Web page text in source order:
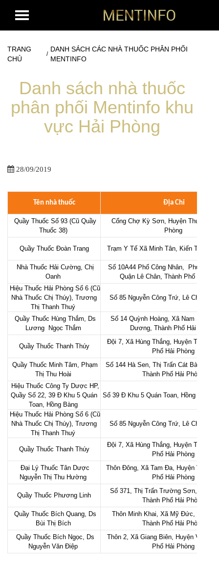
TRANG
CHỦ
/
DANH SÁCH CÁC NHÀ THUỐC PHÂN PHỐI
MENTINFO
Danh sách nhà thuốc
phân phối Mentinfo khu
vực Hải Phòng
28/09/2019
Tên nhà thuốc Địa Chỉ
Quầy Thuốc Số 93 (Cũ Quầy
Thuốc 38)
Cổng Chợ Kỳ Sơn, Huyện Thuỷ
Phòng
Quầy Thuốc Đoàn Trang Trạm Y Tế Xã Minh Tân, Kiến Thụy,
Nhà Thuốc Hải Cường, Chị
Oanh
Số 10A44 Phố Công Nhân, Phường
Quận Lê Chân, Thành Phố Hải
Hiệu Thuốc Hải Phòng Số 6 (Cũ
Nhà Thuốc Chị Thúy), Trương
Thị Thanh Thuý
Số 85 Nguyễn Công Trứ, Lê Chân,
Quầy Thuốc Hùng Thắm, Ds
Lương Ngọc Thắm
Số 14 Quỳnh Hoàng, Xã Nam Sơn,
Dương, Thành Phố Hải Phòng
Quầy Thuốc Thanh Thúy
Đội 7, Xã Hùng Thắng, Huyện Tiên
Phố Hải Phòng
Quầy Thuốc Minh Tâm, Phạm
Thị Thu Hoài
Số 144 Hà Sen, Thị Trấn Cát Bà,
Thành Phố Hải Phòng
Hiệu Thuốc Công Ty Dược HP,
Quầy Số 22, 39 Đ Khu 5 Quán
Toan, Hồng Bàng
Số 39 Đ Khu 5 Quán Toan, Hồng Bàng,
Hiệu Thuốc Hải Phòng Số 6 (Cũ
Nhà Thuốc Chị Thúy), Trương
Thị Thanh Thuý
Số 85 Nguyễn Công Trứ, Lê Chân,
Quầy Thuốc Thanh Thúy
Đội 7, Xã Hùng Thắng, Huyện Tiên
Phố Hải Phòng
Đại Lý Thuốc Tân Dược
Nguyễn Thị Thu Hường
Thôn Đông, Xã Tam Đa, Huyện Vĩnh
Phố Hải Phòng
Quầy Thuốc Phương Linh
Số 371, Thị Trấn Trường Sơn, Huyện
Thành Phố Hải Phòng
Quầy Thuốc Bích Quang, Ds
Bùi Thị Bích
Thôn Minh Khai, Xã Mỹ Đức, Huyện
Thành Phố Hải Phòng
Quầy Thuốc Bích Ngọc, Ds
Nguyễn Văn Điệp
Thôn 2, Xã Giang Biên, Huyện Vĩnh
Phố Hải Phòng